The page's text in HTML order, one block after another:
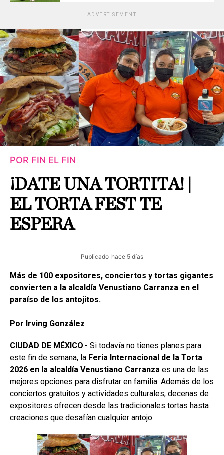
ADVERTISEMENT
POR FIN EL FIN
¡DATE UNA TORTITA! |
EL TORTA FEST TE
ESPERA
Publicado hace 5 días
Más de 100 expositores, conciertos y tortas gigantes
convierten a la alcaldía Venustiano Carranza en el
paraíso de los antojitos.
Por Irving González
CIUDAD DE MÉXICO.- Si todavía no tienes planes para
este fin de semana, la Feria Internacional de la Torta
2026 en la alcaldía Venustiano Carranza es una de las
mejores opciones para disfrutar en familia. Además de los
conciertos gratuitos y actividades culturales, decenas de
expositores ofrecen desde las tradicionales tortas hasta
creaciones que desafían cualquier antojo.